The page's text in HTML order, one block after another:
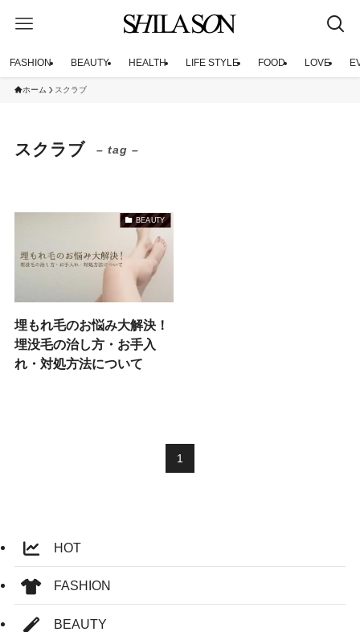
FASHION BEAUTY HEALTH LIFE STYLE FOOD LOVE
ホーム スクラブ
スクラブ – tag –
BEAUTY
埋もれ毛のお悩み大解決！
埋没毛の治し方・お手入
れ・対処方法について
1
HOT
FASHION
BEAUTY